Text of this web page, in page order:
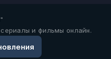
и фильмы онлайн.